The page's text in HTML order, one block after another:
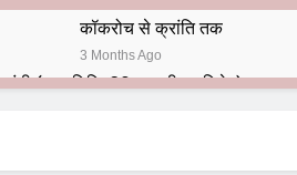
कॉकरोच से क्रांति तक
3 Months Ago
भारतीय राजनीति में आज भी प्रासांगिक एव अद्वीतीय है महात्मा गांधी (पुण्य तिथि-30 जनवरी पर विशेष)